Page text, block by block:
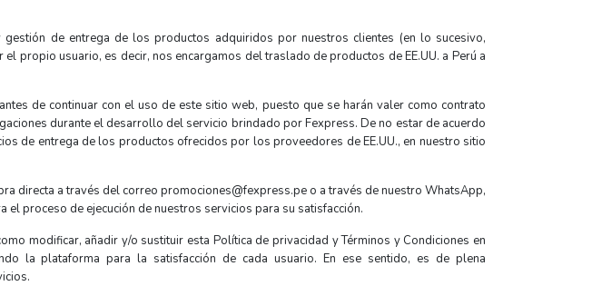
de entrega de los productos adquiridos por nuestros clientes (en lo sucesivo,
propio usuario, es decir, nos encargamos del traslado de productos de EE.UU. a Perú a
de continuar con el uso de este sitio web, puesto que se harán valer como contrato
durante el desarrollo del servicio brindado por Fexpress. De no estar de acuerdo
de entrega de los productos ofrecidos por los proveedores de EE.UU., en nuestro sitio
directa a través del correo promociones@fexpress.pe o a través de nuestro WhatsApp,
proceso de ejecución de nuestros servicios para su satisfacción.
modificar, añadir y/o sustituir esta Política de privacidad y Términos y Condiciones en
la plataforma para la satisfacción de cada usuario. En ese sentido, es de plena